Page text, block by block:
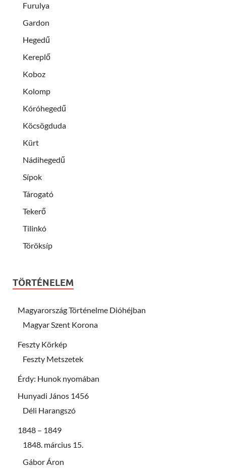
Furulya
Gardon
Hegedű
Kereplő
Koboz
Kolomp
Kóróhegedű
Köcsögduda
Kürt
Nádihegedű
Sípok
Tárogató
Tekerő
Tilinkó
Töröksíp
TÖRTÉNELEM
Magyarország Történelme Dióhéjban
Magyar Szent Korona
Feszty Körkép
Feszty Metszetek
Érdy: Hunok nyomában
Hunyadi János 1456
Déli Harangszó
1848 – 1849
1848. március 15.
Gábor Áron